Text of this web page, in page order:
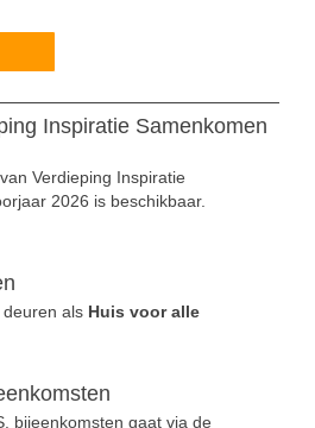
Inspiratie Samenkomen
Verdieping Inspiratie
2026 is beschikbaar.
als Huis voor alle
bijeenkomsten gaat via de